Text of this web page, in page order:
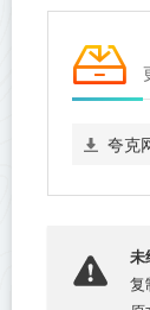
夸克
未
复